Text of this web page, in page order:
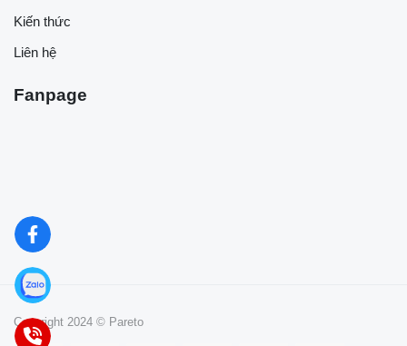
Kiến thức
Liên hệ
Fanpage
Copyright 2024 © Pareto